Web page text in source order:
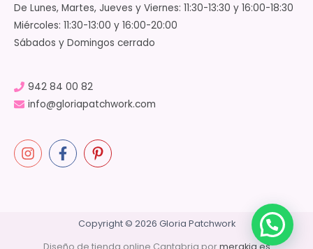
De Lunes, Martes, Jueves y Viernes: 11:30-13:30 y 16:00-18:30
Miércoles: 11:30-13:00 y 16:00-20:00
Sábados y Domingos cerrado
942 84 00 82
info@gloriapatchwork.com
Copyright © 2026 Gloria Patchwork